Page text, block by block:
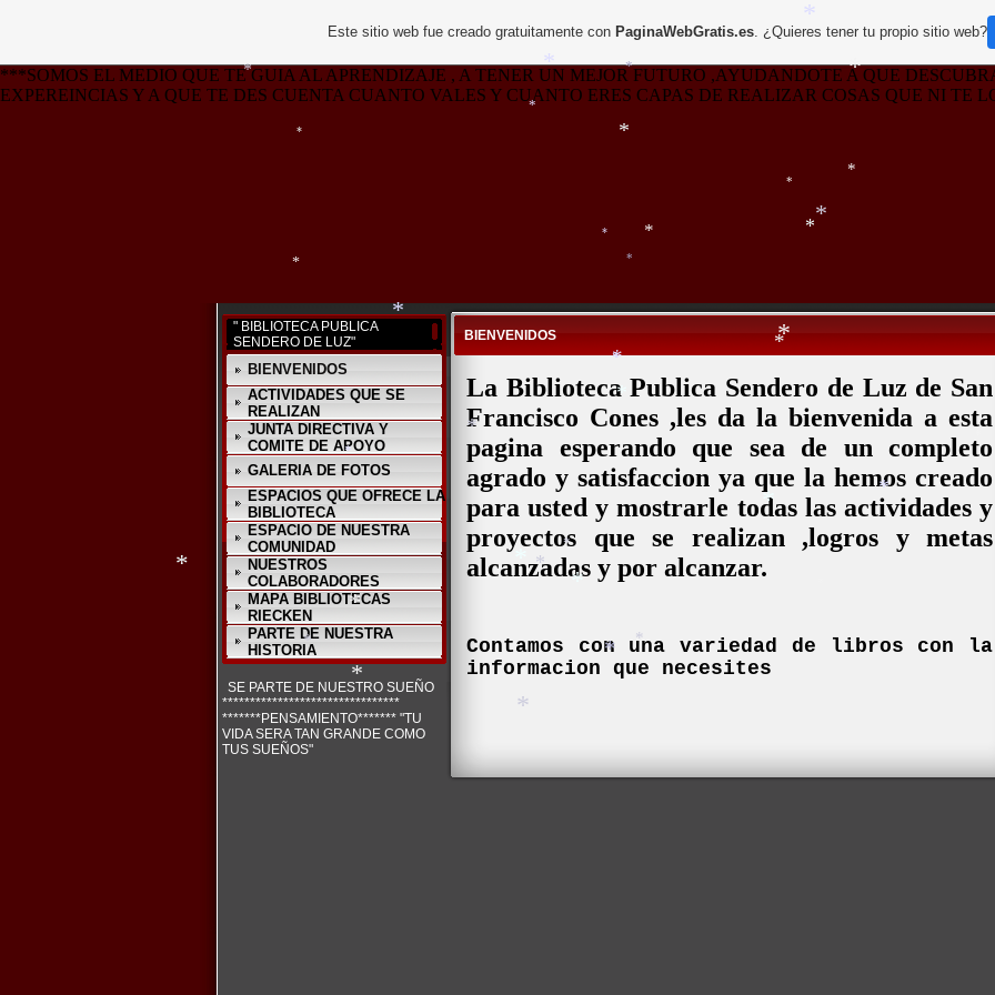
***SOMOS EL MEDIO QUE TE GUIA AL APRENDIZAJE , A TENER UN MEJOR FUTURO ,AYUDANDOTE A QUE
EXPEREINCIAS Y A QUE TE DES CUENTA CUANTO VALES Y CUANTO ERES CAPAS DE REALIZAR COSAS QUE NI
" BIBLIOTECA PUBLICA
SENDERO DE LUZ"
BIENVENIDOS
ACTIVIDADES QUE SE
REALIZAN
JUNTA DIRECTIVA Y
COMITE DE APOYO
GALERIA DE FOTOS
ESPACIOS QUE OFRECE LA
BIBLIOTECA
ESPACIO DE NUESTRA
COMUNIDAD
NUESTROS
COLABORADORES
MAPA BIBLIOTECAS
RIECKEN
PARTE DE NUESTRA
HISTORIA
SE PARTE DE NUESTRO SUEÑO
********************************
*******PENSAMIENTO******* "TU
VIDA SERA TAN GRANDE COMO
TUS SUEÑOS"
BIENVENIDOS
La Biblioteca Publica Sendero de Luz de San
Francisco Cones ,les da la bienvenida a esta
pagina esperando que sea de un completo
agrado y satisfaccion ya que la hemos creado
para usted y mostrarle todas las actividades y
proyectos que se realizan ,logros y metas
alcanzadas y por alcanzar.
Contamos con una variedad de libros con la
informacion que necesites
Este sitio web fue creado gratuitamente con PaginaWebGratis.es. ¿Quieres tener tu propio sitio web?
*
*
*
*
*
*
**
*
*
*
*
*
*
*
*
*